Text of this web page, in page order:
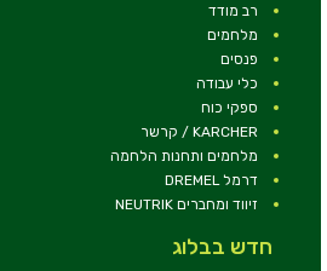
רב מודד
מלחמים
פנסים
כלי עבודה
ספקי כוח
KARCHER / קרשר
מלחמים ותחנות הלחמה
דרמל DREMEL
זיווד ומחברים NEUTRIK
חדש בבלוג